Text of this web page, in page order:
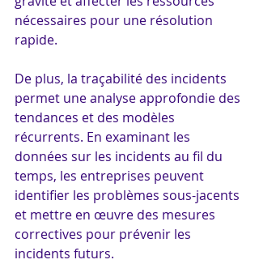
nécessaires pour une résolution
rapide.
De plus, la traçabilité des incidents
permet une analyse approfondie des
tendances et des modèles
récurrents. En examinant les
données sur les incidents au fil du
temps, les entreprises peuvent
identifier les problèmes sous-jacents
et mettre en œuvre des mesures
correctives pour prévenir les
incidents futurs.